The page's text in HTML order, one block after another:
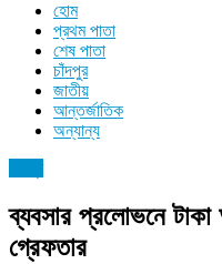
হোম
প্রথম পাতা
শেষ পাতা
চাঁদপুর
জাতীয়
আন্তর্জাতিক
অন্যান্য
ব্যবসার প্রলোভনে টাকা
গ্রেফতার